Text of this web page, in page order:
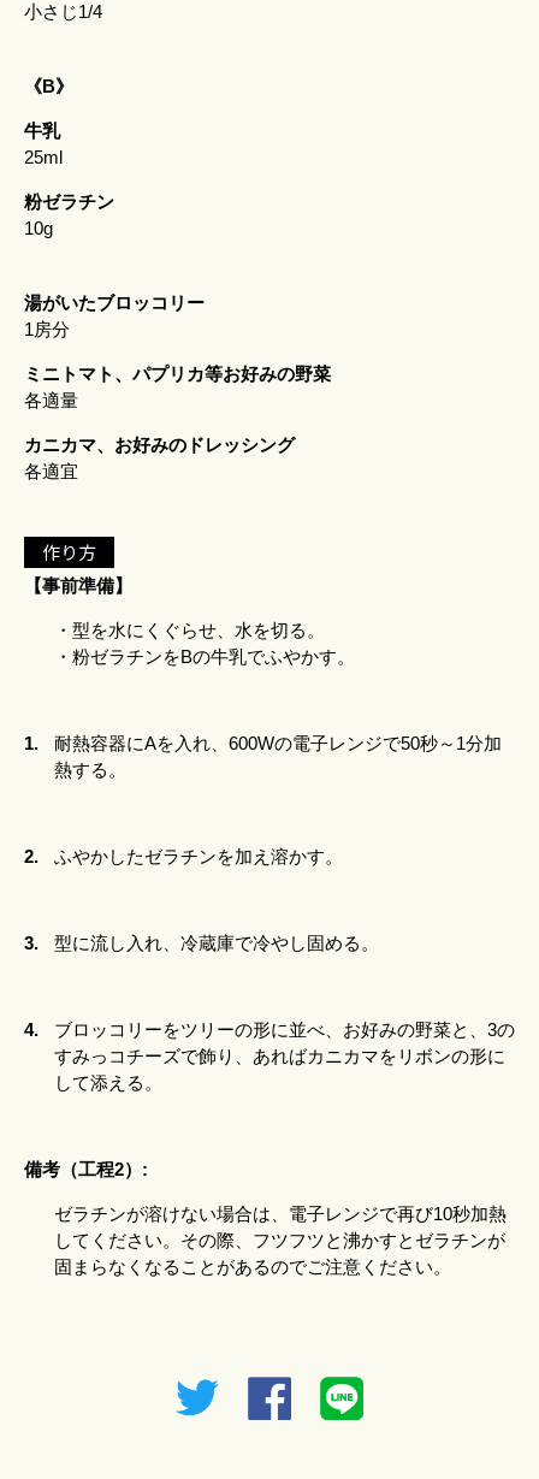
小さじ1/4
《B》
牛乳
25ml
粉ゼラチン
10g
湯がいたブロッコリー
1房分
ミニトマト、パプリカ等お好みの野菜
各適量
カニカマ、お好みのドレッシング
各適宜
作り方
【事前準備】
・型を水にくぐらせ、水を切る。
・粉ゼラチンをBの牛乳でふやかす。
1.
耐熱容器にAを入れ、600Wの電子レンジで50秒～1分加
熱する。
2. ふやかしたゼラチンを加え溶かす。
3. 型に流し入れ、冷蔵庫で冷やし固める。
4.
ブロッコリーをツリーの形に並べ、お好みの野菜と、3の
すみっコチーズで飾り、あればカニカマをリボンの形に
して添える。
備考（工程2）:
ゼラチンが溶けない場合は、電子レンジで再び10秒加熱
してください。その際、フツフツと沸かすとゼラチンが
固まらなくなることがあるのでご注意ください。